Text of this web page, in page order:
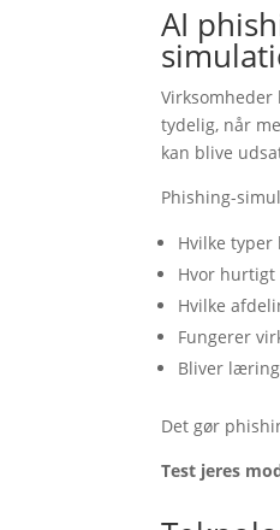
AI
tydelig, når
kan blive
Phishing-
Hvilke typer
Hvor
Hvilke
Fungerer
Bliver
Det gør
Test jeres